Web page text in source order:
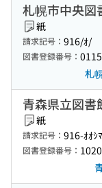
札幌市中央図
紙
請求記号： 916/ｵ/
図書登録番号：
札
青森県立図書
紙
請求記号： 916-ｵｵｼ
図書登録番号：